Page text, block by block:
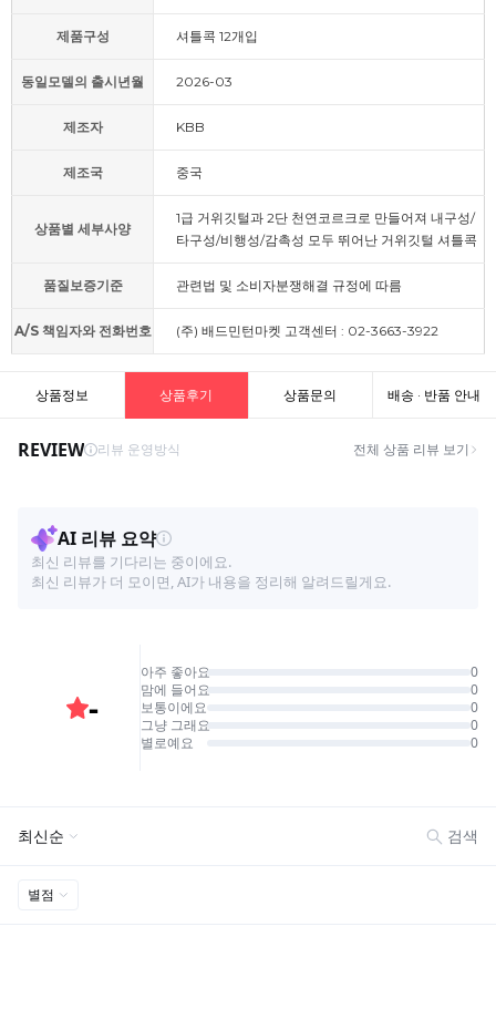
제품구성 셔틀콕 12개입
동일모델의 출시년월 2026-03
제조자 KBB
제조국 중국
상품별 세부사양
1급 거위깃털과 2단 천연코르크로 만들어져 내구성/
타구성/비행성/감촉성 모두 뛰어난 거위깃털 셔틀콕
품질보증기준 관련법 및 소비자분쟁해결 규정에 따름
A/S 책임자와 전화번호 (주) 배드민턴마켓 고객센터 : 02-3663-3922
상품정보 상품후기 상품문의 배송 · 반품 안내